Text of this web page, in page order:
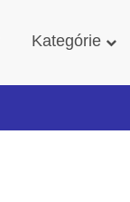
Kategórie